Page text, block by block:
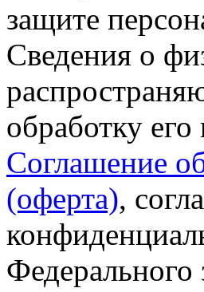
защите
Сведения о
обработку
Соглашение
(оферта),